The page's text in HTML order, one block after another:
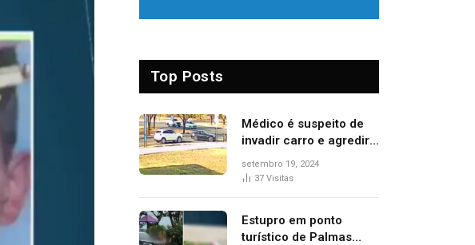
Top Posts
Médico é suspeito de
invadir carro e agredir
delegado aposentado
durante confusão no
setembro 19, 2024
37 Visitas
Estupro em ponto
turístico de Palmas